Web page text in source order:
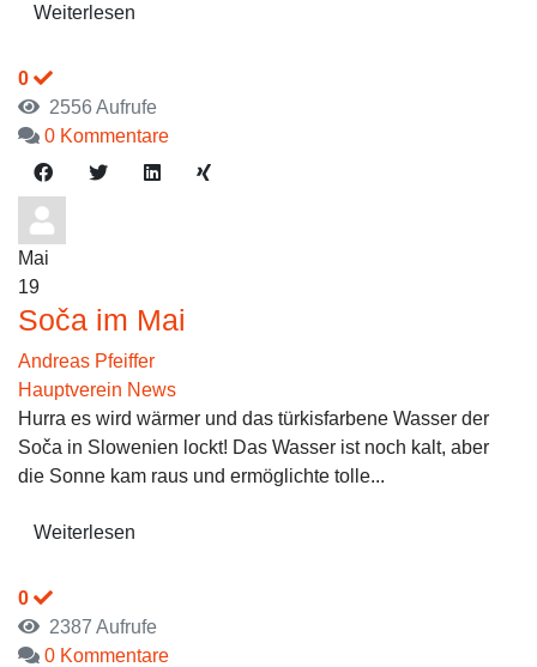
Weiterlesen
0
2556 Aufrufe
0 Kommentare
Mai
19
Soča im Mai
Andreas Pfeiffer
Hauptverein News
Hurra es wird wärmer und das türkisfarbene Wasser der
Soča in Slowenien lockt! Das Wasser ist noch kalt, aber
die Sonne kam raus und ermöglichte tolle...
Weiterlesen
0
2387 Aufrufe
0 Kommentare